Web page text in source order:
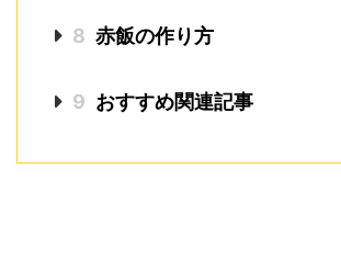
8 赤飯の作り方
9 おすすめ関連記事